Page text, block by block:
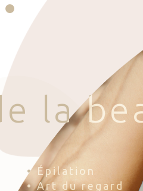
e la be
• Épilation
• Art du regard